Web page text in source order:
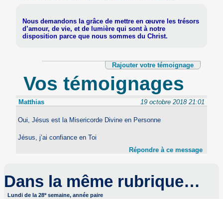
Nous demandons la grâce de mettre en œuvre les trésors
d’amour, de vie, et de lumière qui sont à notre
disposition parce que nous sommes du Christ.
Rajouter votre témoignage
Vos témoignages
Matthias 19 octobre 2018 21:01
Oui, Jésus est la Misericorde Divine en Personne
Jésus, j’ai confiance en Toi
Répondre à ce message
Dans la même rubrique…
Lundi de la 28e semaine, année paire